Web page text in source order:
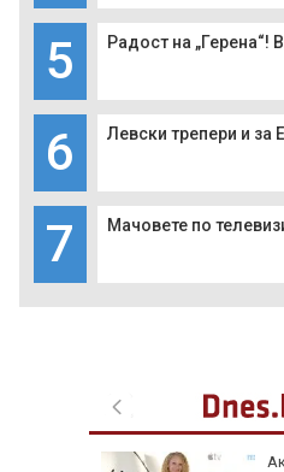
5 Радост на
6 Левски трепери и за
7 Мачовете по